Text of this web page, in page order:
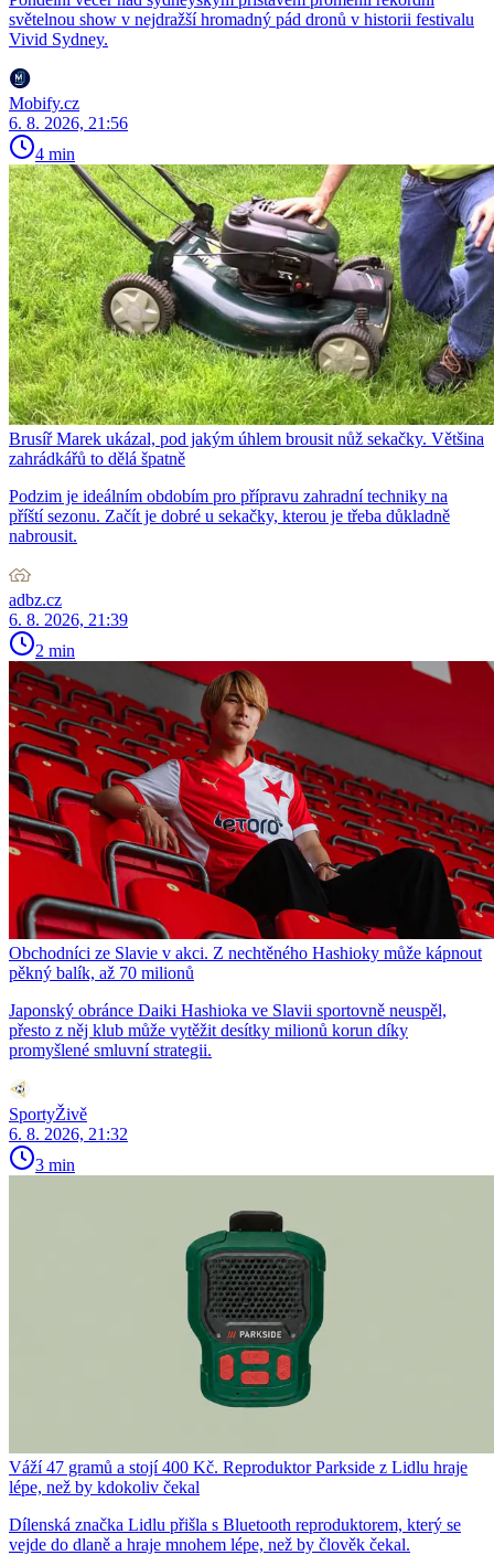
světelnou show v nejdražší hromadný pád dronů v historii festivalu
Vivid Sydney.
Mobify.cz
6. 8. 2026, 21:56
4 min
Brusíř Marek ukázal, pod jakým úhlem brousit nůž sekačky. Většina
zahrádkářů to dělá špatně
Podzim je ideálním obdobím pro přípravu zahradní techniky na
příští sezonu. Začít je dobré u sekačky, kterou je třeba důkladně
nabrousit.
adbz.cz
6. 8. 2026, 21:39
2 min
Obchodníci ze Slavie v akci. Z nechtěného Hashioky může kápnout
pěkný balík, až 70 milionů
Japonský obránce Daiki Hashioka ve Slavii sportovně neuspěl,
přesto z něj klub může vytěžit desítky milionů korun díky
promyšlené smluvní strategii.
SportyŽivě
6. 8. 2026, 21:32
3 min
Váží 47 gramů a stojí 400 Kč. Reproduktor Parkside z Lidlu hraje
lépe, než by kdokoliv čekal
Dílenská značka Lidlu přišla s Bluetooth reproduktorem, který se
vejde do dlaně a hraje mnohem lépe, než by člověk čekal.